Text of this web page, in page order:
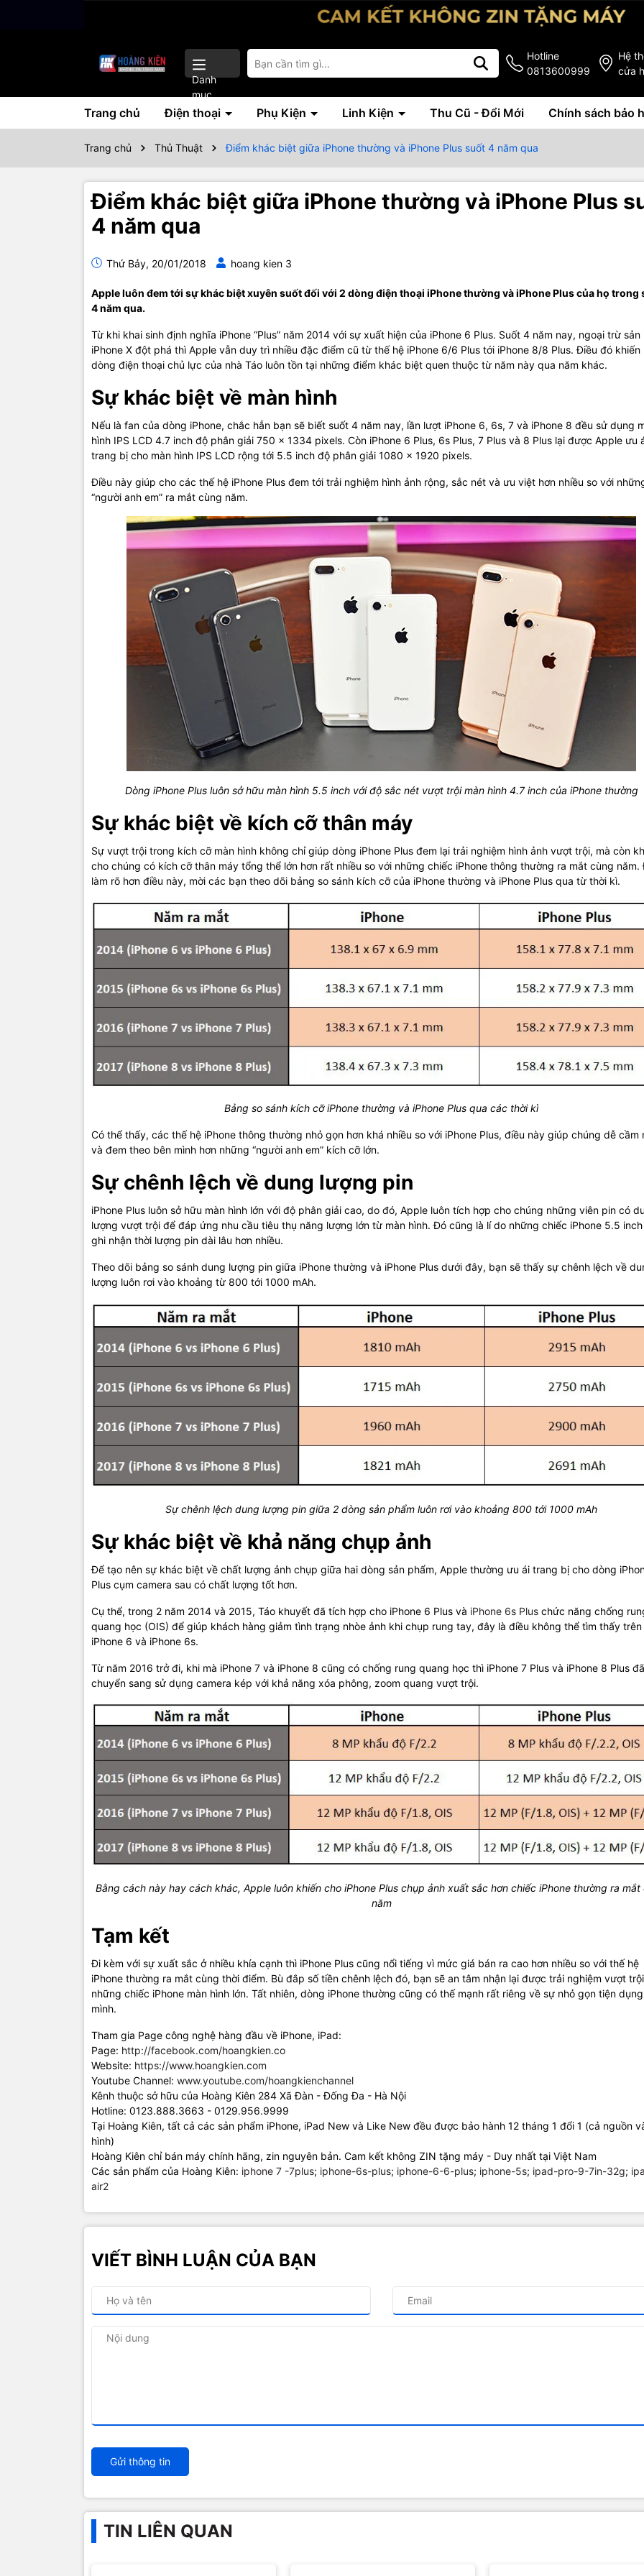
Danh
mục
Hotline
0813600999
Hệ
cửa
Trang chủ Điện thoại Phụ Kiện Linh Kiện Thu Cũ - Đổi Mới Chính sách bảo
Trang chủ Thủ Thuật Điểm khác biệt giữa iPhone thường và iPhone Plus suốt 4 năm qua
Điểm khác biệt giữa iPhone thường và iPhone Plus
4 năm qua
Thứ Bảy, 20/01/2018 hoang kien 3
Apple luôn đem tới sự khác biệt xuyên suốt đối với 2 dòng điện thoại iPhone thường và iPhone Plus của họ trong
4 năm qua.
Từ khi khai sinh định nghĩa iPhone “Plus” năm 2014 với sự xuất hiện của iPhone 6 Plus. Suốt 4 năm nay, ngoại trừ sản
iPhone X đột phá thì Apple vẫn duy trì nhiều đặc điểm cũ từ thế hệ iPhone 6/6 Plus tới iPhone 8/8 Plus. Điều đó khiến
dòng điện thoại chủ lực của nhà Táo luôn tồn tại những điểm khác biệt quen thuộc từ năm này qua năm khác.
Sự khác biệt về màn hình
Nếu là fan của dòng iPhone, chắc hẳn bạn sẽ biết suốt 4 năm nay, lần lượt iPhone 6, 6s, 7 và iPhone 8 đều sử dụng
hình IPS LCD 4.7 inch độ phân giải 750 x 1334 pixels. Còn iPhone 6 Plus, 6s Plus, 7 Plus và 8 Plus lại được Apple ưu
trang bị cho màn hình IPS LCD rộng tới 5.5 inch độ phân giải 1080 x 1920 pixels.
Điều này giúp cho các thế hệ iPhone Plus đem tới trải nghiệm hình ảnh rộng, sắc nét và ưu việt hơn nhiều so với
“người anh em” ra mắt cùng năm.
Dòng iPhone Plus luôn sở hữu màn hình 5.5 inch với độ sắc nét vượt trội màn hình 4.7 inch của iPhone thường
Sự khác biệt về kích cỡ thân máy
Sự vượt trội trong kích cỡ màn hình không chỉ giúp dòng iPhone Plus đem lại trải nghiệm hình ảnh vượt trội, mà còn
cho chúng có kích cỡ thân máy tổng thể lớn hơn rất nhiều so với những chiếc iPhone thông thường ra mắt cùng năm.
làm rõ hơn điều này, mời các bạn theo dõi bảng so sánh kích cỡ của iPhone thường và iPhone Plus qua từ thời kì.
Bảng so sánh kích cỡ iPhone thường và iPhone Plus qua các thời kì
Có thể thấy, các thế hệ iPhone thông thường nhỏ gọn hơn khá nhiều so với iPhone Plus, điều này giúp chúng dễ cầm
và đem theo bên mình hơn những “người anh em” kích cỡ lớn.
Sự chênh lệch về dung lượng pin
iPhone Plus luôn sở hữu màn hình lớn với độ phân giải cao, do đó, Apple luôn tích hợp cho chúng những viên pin có
lượng vượt trội để đáp ứng nhu cầu tiêu thụ năng lượng lớn từ màn hình. Đó cũng là lí do những chiếc iPhone 5.5 inch
ghi nhận thời lượng pin dài lâu hơn nhiều.
Theo dõi bảng so sánh dung lượng pin giữa iPhone thường và iPhone Plus dưới đây, bạn sẽ thấy sự chênh lệch về
lượng luôn rơi vào khoảng từ 800 tới 1000 mAh.
Sự chênh lệch dung lượng pin giữa 2 dòng sản phẩm luôn rơi vào khoảng 800 tới 1000 mAh
Sự khác biệt về khả năng chụp ảnh
Để tạo nên sự khác biệt về chất lượng ảnh chụp giữa hai dòng sản phẩm, Apple thường ưu ái trang bị cho dòng
Plus cụm camera sau có chất lượng tốt hơn.
Cụ thể, trong 2 năm 2014 và 2015, Táo khuyết đã tích hợp cho iPhone 6 Plus và iPhone 6s Plus chức năng chống
quang học (OIS) để giúp khách hàng giảm tình trạng nhòe ảnh khi chụp rung tay, đây là điều không thể tìm thấy trên
iPhone 6 và iPhone 6s.
Từ năm 2016 trở đi, khi mà iPhone 7 và iPhone 8 cũng có chống rung quang học thì iPhone 7 Plus và iPhone 8 Plus đã
chuyển sang sử dụng camera kép với khả năng xóa phông, zoom quang vượt trội.
Bằng cách này hay cách khác, Apple luôn khiến cho iPhone Plus chụp ảnh xuất sắc hơn chiếc iPhone thường ra mắt
năm
Tạm kết
Đi kèm với sự xuất sắc ở nhiều khía cạnh thì iPhone Plus cũng nổi tiếng vì mức giá bán ra cao hơn nhiều so với thế hệ
iPhone thường ra mắt cùng thời điểm. Bù đắp số tiền chênh lệch đó, bạn sẽ an tâm nhận lại được trải nghiệm vượt
những chiếc iPhone màn hình lớn. Tất nhiên, dòng iPhone thường cũng có thế mạnh rất riêng về sự nhỏ gọn tiện
mình.
Tham gia Page công nghệ hàng đầu về iPhone, iPad:
Page: http://facebook.com/hoangkien.co
Website: https://www.hoangkien.com
Youtube Channel: www.youtube.com/hoangkienchannel
Kênh thuộc sở hữu của Hoàng Kiên 284 Xã Đàn - Đống Đa - Hà Nội
Hotline: 0123.888.3663 - 0129.956.9999
Tại Hoàng Kiên, tất cả các sản phẩm iPhone, iPad New và Like New đều được bảo hành 12 tháng 1 đổi 1 (cả nguồn
hình)
Hoàng Kiên chỉ bán máy chính hãng, zin nguyên bản. Cam kết không ZIN tặng máy - Duy nhất tại Việt Nam
Các sản phẩm của Hoàng Kiên: iphone 7 -7plus; iphone-6s-plus; iphone-6-6-plus; iphone-5s; ipad-pro-9-7in-32g;
air2
VIẾT BÌNH LUẬN CỦA BẠN
Gửi thông tin
TIN LIÊN QUAN